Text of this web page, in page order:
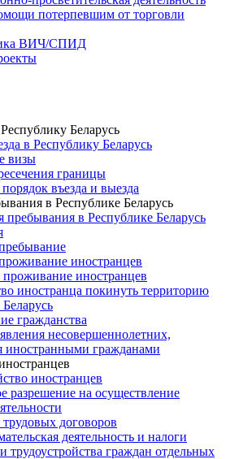
потерпевшим от торговли
ВИЧ/СПИД
Беларусь
в Республику Беларусь
визы
границы
въезда и выезда
в Республике Беларусь
пребывания в Республике Беларусь
иностранцев
иностранцев
иностранца покинуть территорию
гражданства
несовершеннолетних,
иностранными гражданами
иностранцев
разрешение на осуществление
договоров
деятельность и налоги
трудоустройства граждан отдельных